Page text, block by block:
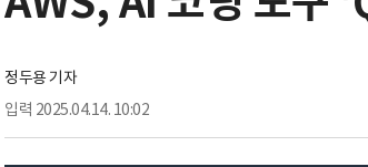
정두용 기자
입력 2025.04.14. 10:02